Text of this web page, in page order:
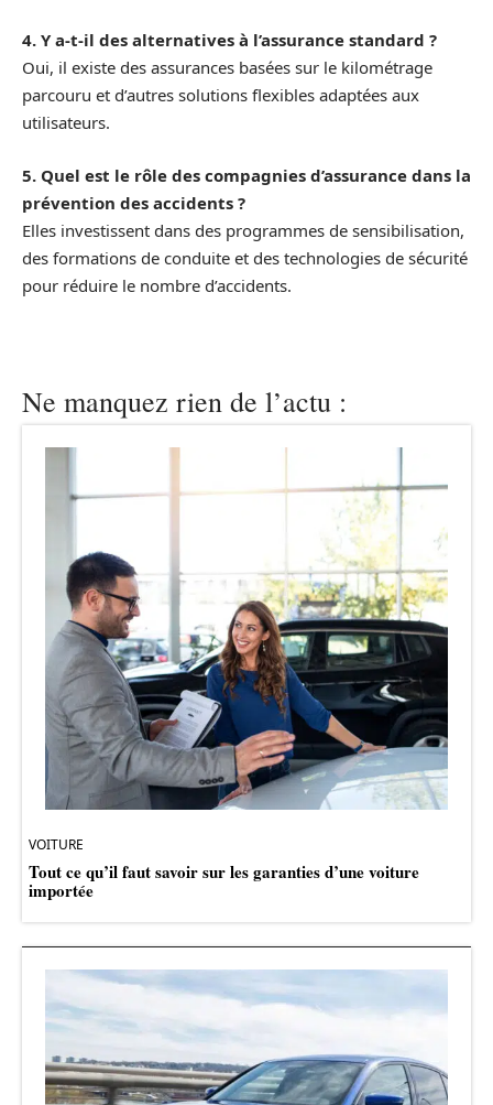
4. Y a-t-il des alternatives à l’assurance standard ?
Oui, il existe des assurances basées sur le kilométrage
parcouru et d’autres solutions flexibles adaptées aux
utilisateurs.
5. Quel est le rôle des compagnies d’assurance dans la
prévention des accidents ?
Elles investissent dans des programmes de sensibilisation,
des formations de conduite et des technologies de sécurité
pour réduire le nombre d’accidents.
Ne manquez rien de l’actu :
VOITURE
Tout ce qu’il faut savoir sur les garanties d’une voiture
importée